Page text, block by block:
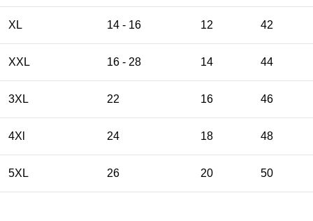
XL 14 - 16 12 42
XXL 16 - 28 14 44
3XL 22 16 46
4Xl 24 18 48
5XL 26 20 50